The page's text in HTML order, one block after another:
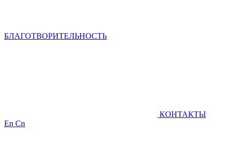
БЛАГОТВОРИТЕЛЬНОСТЬ
КОНТАКТЫ
En Cn